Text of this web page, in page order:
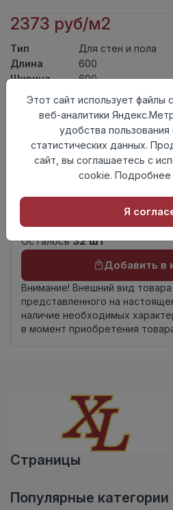
2373 руб/м2
Тип
Для стен и пола
Длина
600
Ширина
600
Актуальность
Товарная
Керамогранит
Поверхность
полированный
Индия
Номер
Осталось32 шт
Добавить в
Внимание! Внешний вид
представленного на
наличие необходимых
в момент приобретения
Страницы
Популярные категории
Этот сайт использует файлы
веб-аналитики
удобства
статистических данных.
сайт, вы соглашаетесь с
cookie. Подробнее
Я